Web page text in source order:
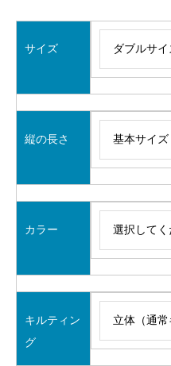
サイズ
縦の長さ
カラー
キルティン
グ